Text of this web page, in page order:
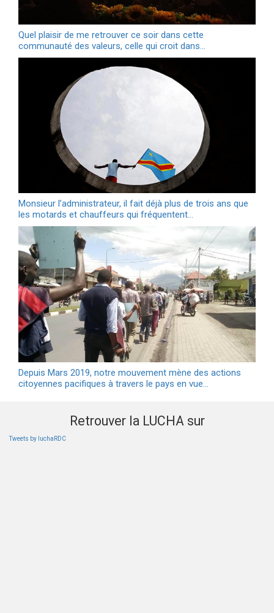
Quel plaisir de me retrouver ce soir dans cette
communauté des valeurs, celle qui croit dans…
Monsieur l’administrateur, il fait déjà plus de trois ans que
les motards et chauffeurs qui fréquentent…
Depuis Mars 2019, notre mouvement mène des actions
citoyennes pacifiques à travers le pays en vue…
Retrouver la LUCHA sur
Tweets by luchaRDC